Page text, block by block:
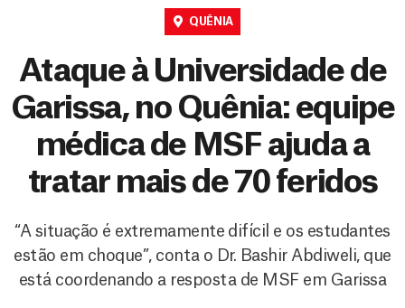
QUÊNIA
Ataque à Universidade de
Garissa, no Quênia: equipe
médica de MSF ajuda a
tratar mais de 70 feridos
“A situação é extremamente difícil e os estudantes
estão em choque”, conta o Dr. Bashir Abdiweli, que
está coordenando a resposta de MSF em Garissa
r